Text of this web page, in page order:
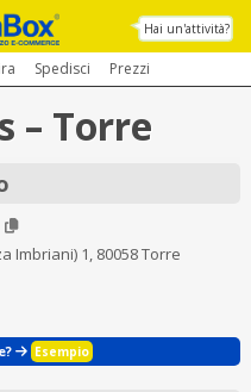
Hai un'attività?
Spedisci Prezzi
– Torre
Imbriani) 1, 80058 Torre
Esempio